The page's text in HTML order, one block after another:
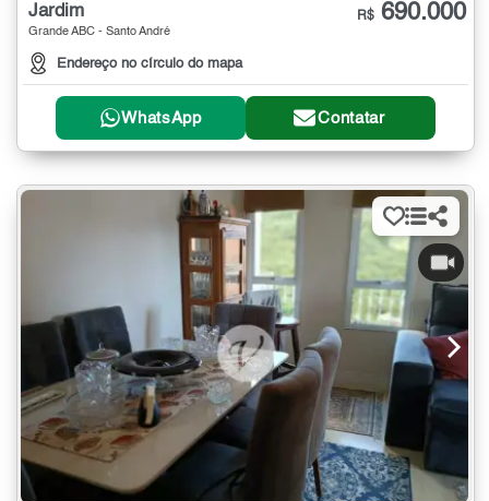
Jardim
Grande ABC - Santo André
Endereço no círculo do mapa
R$ 690.000
WhatsApp Contatar